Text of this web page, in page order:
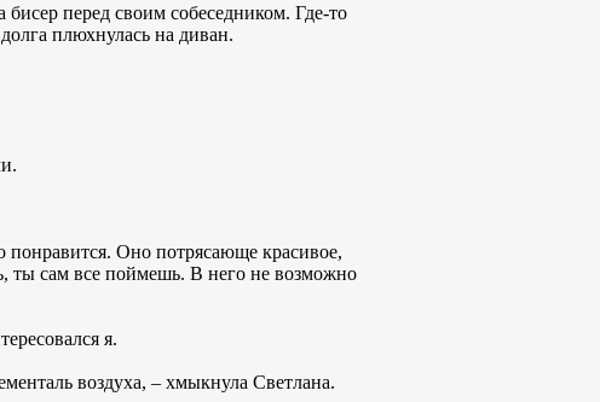
перед своим собеседником. Где-то
плюхнулась на диван.
понравится. Оно потрясающе красивое,
ты сам все поймешь. В него не возможно
я.
воздуха, – хмыкнула Светлана.